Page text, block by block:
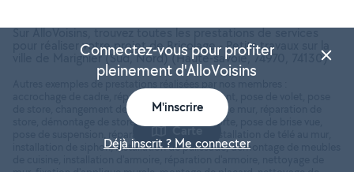
Sur AlloVoisins, trouvez toutes les prestations de services
pour réaliser votre projet de Bricolage - Petits travaux sur la
ville de Marignier (Sud, Nord) (Haute-savoie, 74970, 74130)
Autres exemples de prestations réalisées par nos membres :
accrochage de cadre, réparation de volet roulant, pose de volet, pose
de store, changement de plinthe, rebouchage de mur, réparation de
store, démontage de store, démontage de porte, pose de brise vue,
installation de siphon, installation de palissade, démontage de meubles
Carte
Connectez-vous pour profiter
pleinement d'AlloVoisins
M'inscrire
Déjà inscrit ? Me connecter